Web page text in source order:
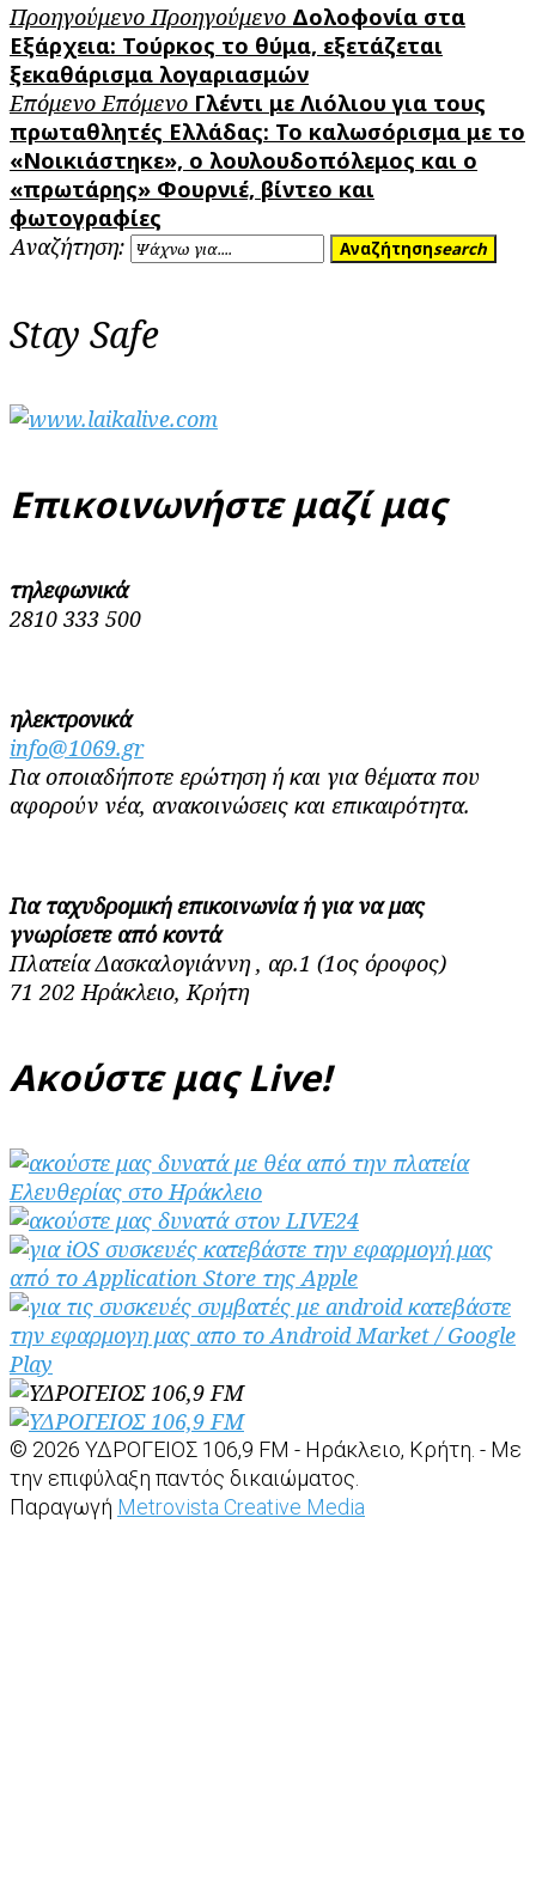
Προηγούμενο Προηγούμενο Δολοφονία στα
Εξάρχεια: Τούρκος το θύμα, εξετάζεται
ξεκαθάρισμα λογαριασμών
Επόμενο Επόμενο Γλέντι με Λιόλιου για τους
πρωταθλητές Ελλάδας: Το καλωσόρισμα με το
«Νοικιάστηκε», ο λουλουδοπόλεμος και ο
«πρωτάρης» Φουρνιέ, βίντεο και
φωτογραφίες
Αναζήτηση:
Αναζήτησηsearch
Stay Safe
Επικοινωνήστε μαζί μας
τηλεφωνικά
2810 333 500
ηλεκτρονικά
info@1069.gr
Για οποιαδήποτε ερώτηση ή και για θέματα που
αφορούν νέα, ανακοινώσεις και επικαιρότητα.
Για ταχυδρομική επικοινωνία ή για να μας
γνωρίσετε από κοντά
Πλατεία Δασκαλογιάννη , αρ.1 (1ος όροφος)
71 202 Ηράκλειο, Κρήτη
Ακούστε μας Live!
© 2026 ΥΔΡΟΓΕΙΟΣ 106,9 FM - Ηράκλειο, Κρήτη. - Με
την επιφύλαξη παντός δικαιώματος.
Παραγωγή Metrovista Creative Media